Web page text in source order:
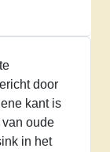
door
kant is
oude
in het